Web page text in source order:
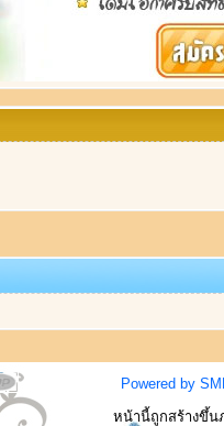
Powered by
หน้านี้ถูกสร้างขึ้น